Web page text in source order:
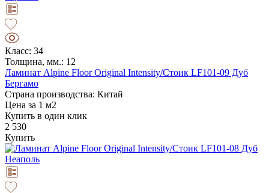
Класс: 34
Толщина, мм.: 12
Ламинат Alpine Floor Original Intensity/Стоик LF101-09 Дуб
Бергамо
Страна производства: Китай
Цена за 1 м2
Купить в один клик
2 530
Купить